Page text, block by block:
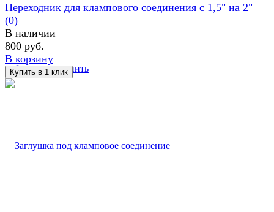
избранное сравнить
Переходник для клампового соединения с 1,5" на 2"
(0)
В наличии
800 руб.
В корзину